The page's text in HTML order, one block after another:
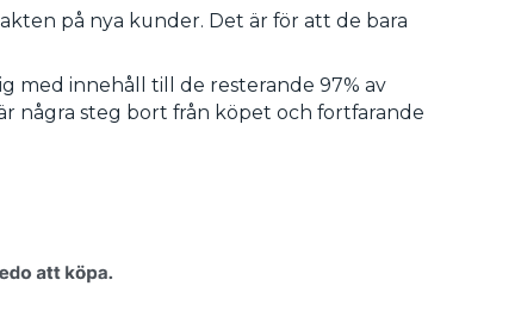
på nya kunder. Det är för att de bara
med innehåll till de resterande 97% av
några steg bort från köpet och fortfarande